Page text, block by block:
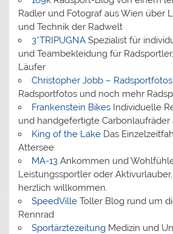
Radler und Fotograf aus Wien über
und Technik der Radwelt
3*TRIPUGNASpezialist für
und Teambekleidung für
Läufer
Christopher Jobb – Radsportfotos
Radsportfotos und noch mehr
Frankenstein BikesIndividuelle
und handgefertigte Carbonlaufräder
King of the LakeDas
Attersee
MA-13Ankommen und
Leistungssportler oder
herzlich willkommen.
SpeedVilleToller Blog rund um
Rennrad
SportärztezeitungMedizin und